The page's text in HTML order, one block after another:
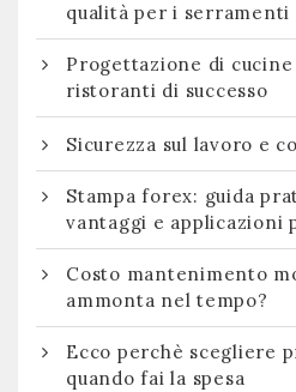
qualità per i serramenti
Progettazione di
ristoranti di successo
Sicurezza sul lavoro e
Stampa forex: guida
vantaggi e applicazioni
Costo mantenimento
ammonta nel tempo?
Ecco perchè scegliere
quando fai la spesa